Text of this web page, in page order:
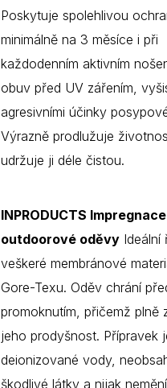
Poskytuje spolehlivou
minimálně na 3 měsíce i při
každodenním aktivním
obuv před UV zářením,
agresivními účinky
Výrazně prodlužuje
udržuje ji déle čistou.
INPRODUCTS
outdoorové oděvy Ideální
veškeré membránové
Gore-Texu. Oděv chrání
promoknutím, přičemž plně
jeho prodyšnost. Přípravek
deionizované vody,
škodlivé látky a nijak